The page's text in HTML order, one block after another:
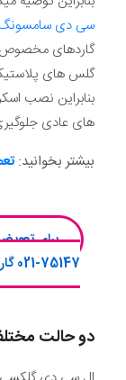
سی دی
گاردهای مخصوص
بنابراین نصب
های عادی
بیشتر بخوانید:
75147-021 گارانتی رسمی تعمیرات سامسونگ تماس بگیر
دو حالت